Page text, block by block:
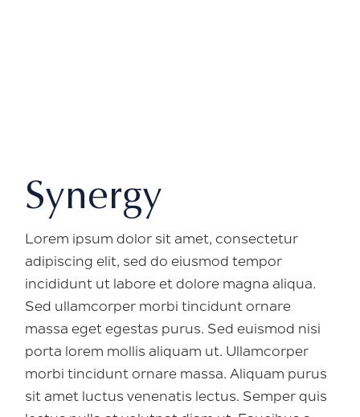
Synergy
Lorem ipsum dolor sit amet, consectetur
adipiscing elit, sed do eiusmod tempor
incididunt ut labore et dolore magna aliqua.
Sed ullamcorper morbi tincidunt ornare
massa eget egestas purus. Sed euismod nisi
porta lorem mollis aliquam ut. Ullamcorper
morbi tincidunt ornare massa. Aliquam purus
sit amet luctus venenatis lectus. Semper quis